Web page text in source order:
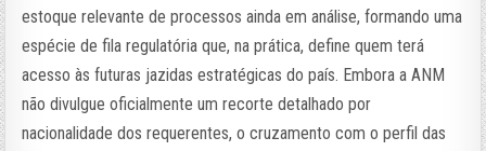
estoque relevante de processos ainda em análise, formando uma
espécie de fila regulatória que, na prática, define quem terá
acesso às futuras jazidas estratégicas do país. Embora a ANM
não divulgue oficialmente um recorte detalhado por
nacionalidade dos requerentes, o cruzamento com o perfil das